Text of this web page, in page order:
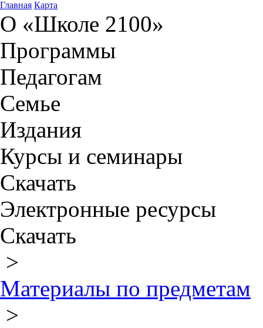
Главная Карта
О «Школе 2100»
Программы
Педагогам
Семье
Издания
Курсы и семинары
Скачать
Электронные ресурсы
Скачать
>
Материалы по предметам
>